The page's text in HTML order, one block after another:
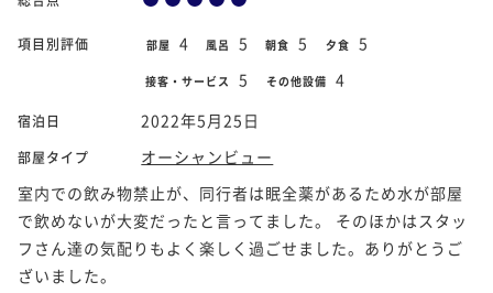
項目別評価 部屋 4 風呂 5 朝食 5 夕食 5
接客・サービス 5 その他設備 4
宿泊日 2022年5月25日
部屋タイプ
オーシャンビュー
室内での飲み物禁止が、同行者は眠全薬があるため水が部屋
で飲めないが大変だったと言ってました。 そのほかはスタッ
フさん達の気配りもよく楽しく過ごせました。ありがとうご
ざいました。